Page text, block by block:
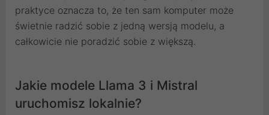
praktyce oznacza to, że ten sam komputer może
świetnie radzić sobie z jedną wersją modelu, a
całkowicie nie poradzić sobie z większą.
Jakie modele Llama 3 i Mistral
uruchomisz lokalnie?